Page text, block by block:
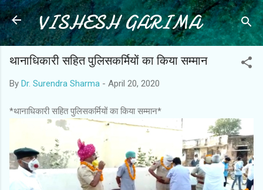
Skip to main content
VISHESH GARIMA
थानाधिकारी सहित पुलिसकर्मियों का किया सम्मान
By Dr. Surendra Sharma - April 20, 2020
*थानाधिकारी सहित पुलिसकर्मियों का किया सम्मान*